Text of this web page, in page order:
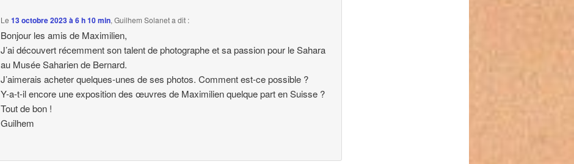
Le13 octobre 2023 à 6 h 10 min,Guilhem Solaneta dit :
Bonjour les amis de Maximilien,
J’ai découvert récemment son talent de photographe et sa passion pour le Sahara
au Musée Saharien de Bernard.
J’aimerais acheter quelques-unes de ses photos. Comment est-ce possible ?
Y-a-t-il encore une exposition des œuvres de Maximilien quelque part en Suisse ?
Tout de bon !
Guilhem